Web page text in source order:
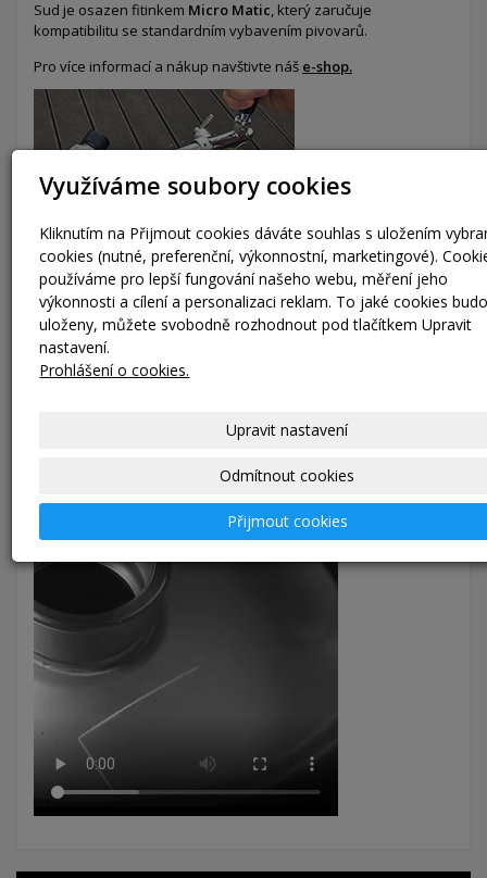
Sud je osazen fitinkem Micro Matic , který zaručuje
kompatibilitu se standardním vybavením pivovarů.
Pro více informací a nákup navštivte náš e-shop.
Laserové značení
označení KEG sudů textem nebo logem vaší společnosti.
přídavnými údaji, které mohou být propojeny s naším
Využíváme soubory cookies
Kliknutím na Přijmout cookies dáváte souhlas s uložením
cookies (nutné, preferenční, výkonnostní, marketingové).
používáme pro lepší fungování našeho webu, měření jeho
výkonnosti a cílení a personalizaci reklam. To jaké cookies
uloženy, můžete svobodně rozhodnout pod tlačítkem Upravit
nastavení.
Prohlášení o cookies.
Upravit nastavení
Odmítnout cookies
Přijmout cookies